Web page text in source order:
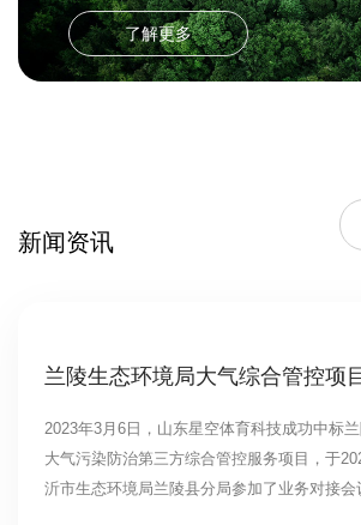
了解更多
新闻资讯
兰陵生态环境局大气综合管控项
2023年3月6日，山东星空体育科技成功中标
大气污染防治第三方综合管控服务项目，于
沂市生态环境局兰陵县分局参加了业务对接会